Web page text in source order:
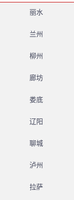
丽水
兰州
柳州
廊坊
娄底
辽阳
聊城
泸州
拉萨